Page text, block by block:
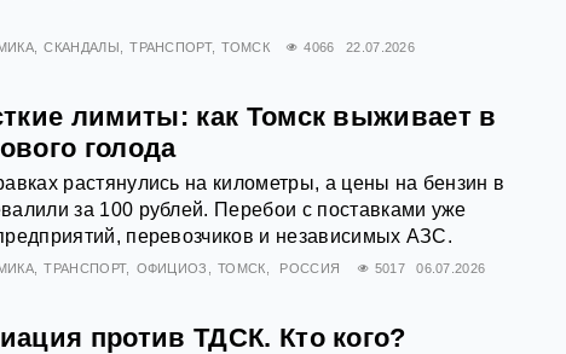
СКАНДАЛЫ ТРАНСПОРТ ТОМСК 4066 22.07.2026
лимиты: как Томск выживает в
голода
растянулись на километры, а цены на бензин в
за 100 рублей. Перебои с поставками уже
перевозчиков и независимых АЗС.
ТРАНСПОРТ ОФИЦИОЗ ТОМСК РОССИЯ 5017 06.07.2026
против ТДСК. Кто кого?